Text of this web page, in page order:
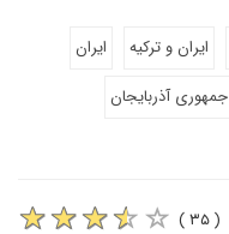
ایران و ترکیه
ایران
جمهوری آذربایجان
( ۳۵ )